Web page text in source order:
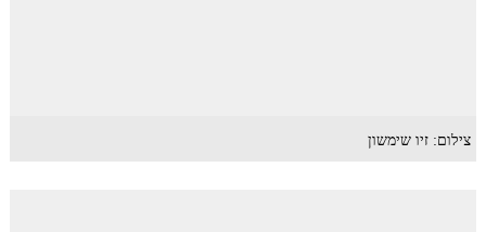
צילום: זיו שימשון